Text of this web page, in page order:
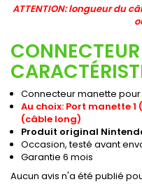
ATTENTION: longueur du
Connecteur manette pour
Au choix: Port manette
(câble long)
Produit original
Occasion, testé avant
Garantie 6 mois
Aucun avis n'a été publié